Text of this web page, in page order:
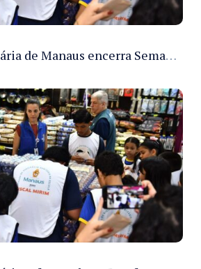
Vigilância sanitária de Manaus encerra Semana da Vigilância com painel para médicos recém-formados e projeto Fiscal Mirim